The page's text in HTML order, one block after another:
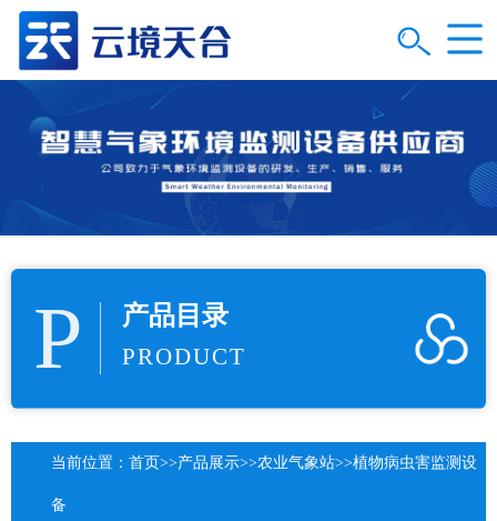
P 产品目录
PRODUCT
当前位置： 首页>>产品展示>>农业气象站>>植物病虫害监测设
备